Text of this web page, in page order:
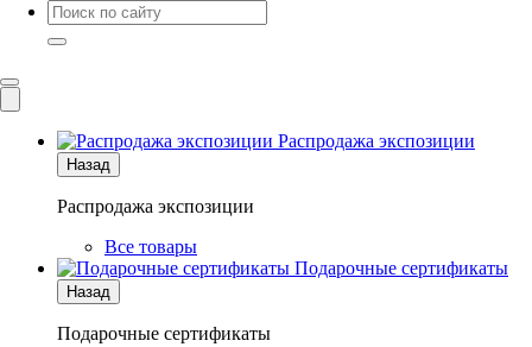
Распродажа экспозиции
Назад
Распродажа экспозиции
Все товары
Подарочные сертификаты
Назад
Подарочные сертификаты